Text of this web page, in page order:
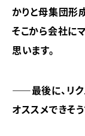
かりと母集団形
そこから会社に
思います。
――最後に、リク
オススメできそう